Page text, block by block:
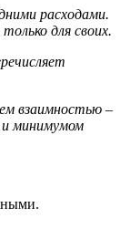
расходами.
для своих.
взаимностью –
минимумом